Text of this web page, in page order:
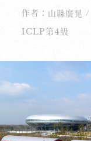
作者： 山縣廣晃 /
ICLP第4級